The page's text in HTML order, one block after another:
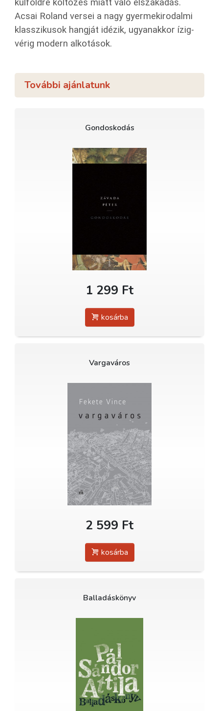
külföldre költözés miatt való elszakadás.
Acsai Roland versei a nagy gyermekirodalmi
klasszikusok hangját idézik, ugyanakkor ízig-
vérig modern alkotások.
További ajánlatunk
Gondoskodás
1 299 Ft
kosárba
Vargaváros
2 599 Ft
kosárba
Balladáskönyv